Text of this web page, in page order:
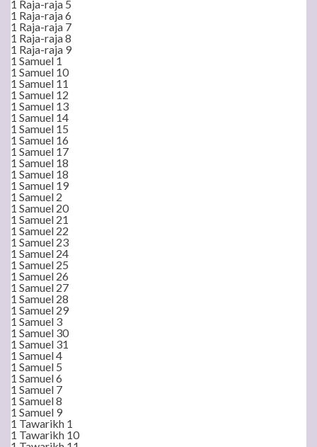
1 Raja-raja 5
1 Raja-raja 6
1 Raja-raja 7
1 Raja-raja 8
1 Raja-raja 9
1 Samuel 1
1 Samuel 10
1 Samuel 11
1 Samuel 12
1 Samuel 13
1 Samuel 14
1 Samuel 15
1 Samuel 16
1 Samuel 17
1 Samuel 18
1 Samuel 18
1 Samuel 19
1 Samuel 2
1 Samuel 20
1 Samuel 21
1 Samuel 22
1 Samuel 23
1 Samuel 24
1 Samuel 25
1 Samuel 26
1 Samuel 27
1 Samuel 28
1 Samuel 29
1 Samuel 3
1 Samuel 30
1 Samuel 31
1 Samuel 4
1 Samuel 5
1 Samuel 6
1 Samuel 7
1 Samuel 8
1 Samuel 9
1 Tawarikh 1
1 Tawarikh 10